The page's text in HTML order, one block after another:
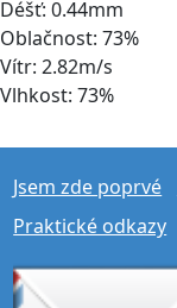
Déšť: 0.44mm
Oblačnost: 73%
Vítr: 2.82m/s
Vlhkost: 73%
Jsem zde poprvé
Praktické odkazy